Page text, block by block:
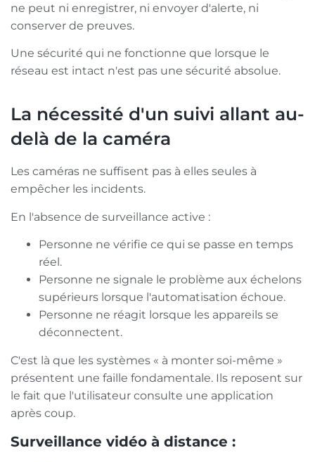
ne peut ni enregistrer, ni envoyer d'alerte, ni
conserver de preuves.
Une sécurité qui ne fonctionne que lorsque le
réseau est intact n'est pas une sécurité absolue.
La nécessité d'un suivi allant au-
delà de la caméra
Les caméras ne suffisent pas à elles seules à
empêcher les incidents.
En l'absence de surveillance active :
Personne ne vérifie ce qui se passe en temps
réel.
Personne ne signale le problème aux échelons
supérieurs lorsque l'automatisation échoue.
Personne ne réagit lorsque les appareils se
déconnectent.
C'est là que les systèmes « à monter soi-même »
présentent une faille fondamentale. Ils reposent sur
le fait que l'utilisateur consulte une application
après coup.
Surveillance vidéo à distance :